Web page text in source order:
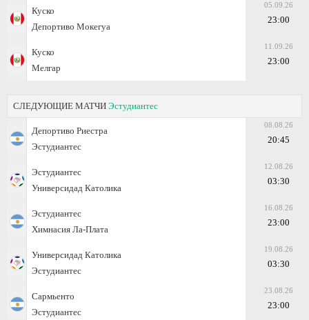
Куско
Депортиво Мокегуа
05.09.26
23:00
Куско
Мелгар
11.09.26
23:00
СЛЕДУЮЩИЕ МАТЧИ Эстудиантес
Депортиво Риестра
Эстудиантес
08.08.26
20:45
Эстудиантес
Универсидад Католика
12.08.26
03:30
Эстудиантес
Химнасия Ла-Плата
16.08.26
23:00
Универсидад Католика
Эстудиантес
19.08.26
03:30
Сармьенто
Эстудиантес
23.08.26
23:00